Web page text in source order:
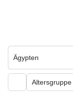
Ägypten
Altersgruppe